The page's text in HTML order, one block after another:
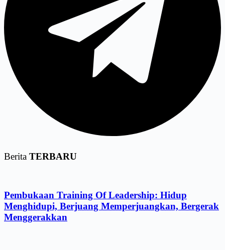
Berita TERBARU
Pembukaan Training Of Leadership: Hidup
Menghidupi, Berjuang Memperjuangkan, Bergerak
Menggerakkan